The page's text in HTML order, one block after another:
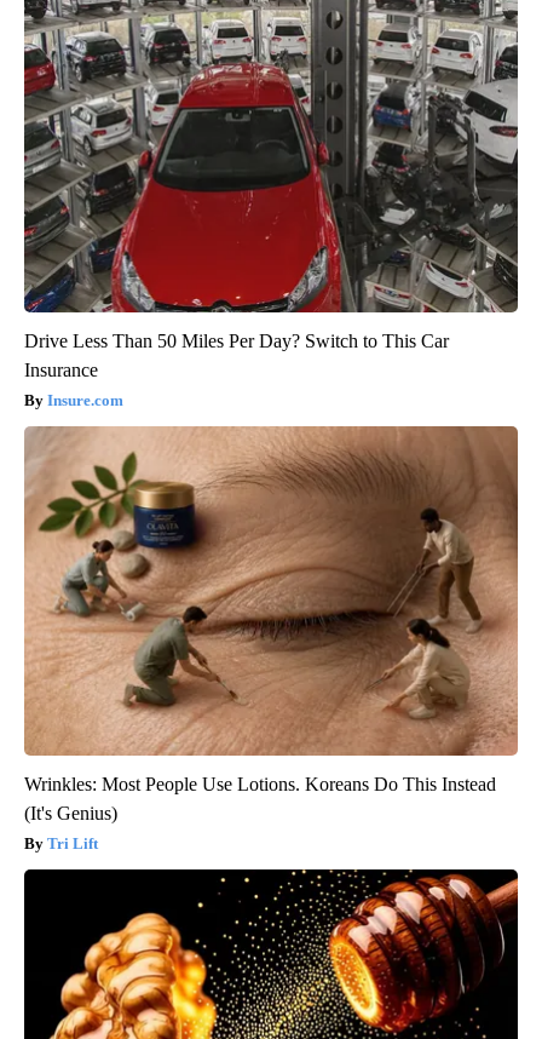
Drive Less Than 50 Miles Per Day? Switch to This Car
Insurance
Insure.com
Wrinkles: Most People Use Lotions. Koreans Do This Instead
(It's Genius)
Tri Lift